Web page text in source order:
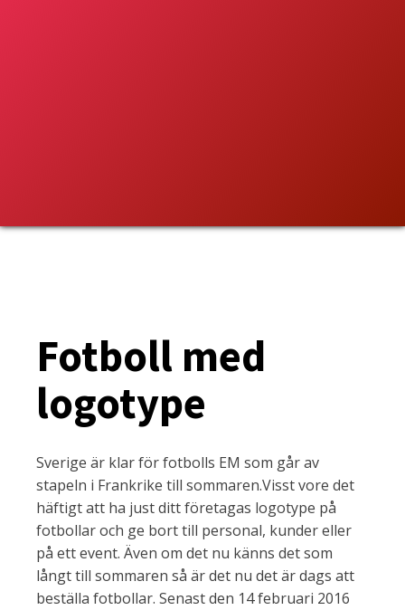
Fotboll med
logotype
Sverige är klar för fotbolls EM som går av
stapeln i Frankrike till sommaren.Visst vore det
häftigt att ha just ditt företagas logotype på
fotbollar och ge bort till personal, kunder eller
på ett event. Även om det nu känns det som
långt till sommaren så är det nu det är dags att
beställa fotbollar. Senast den 14 februari 2016